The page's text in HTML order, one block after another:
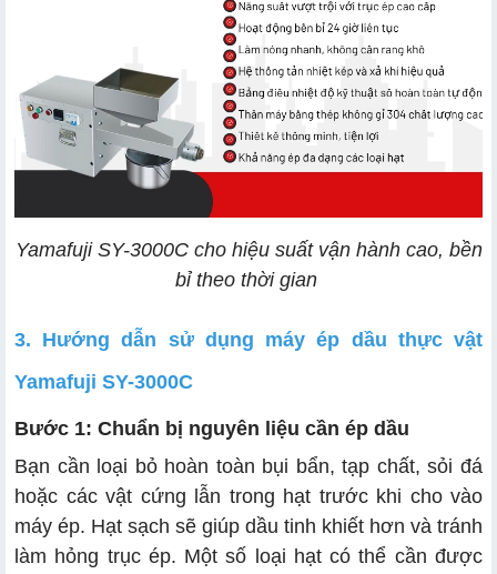
Yamafuji SY-3000C cho hiệu suất vận hành cao, bền
bỉ theo thời gian
3. Hướng dẫn sử dụng máy ép dầu thực vật
Yamafuji SY-3000C
Bước 1: Chuẩn bị nguyên liệu cần ép dầu
Bạn cần loại bỏ hoàn toàn bụi bẩn, tạp chất, sỏi đá
hoặc các vật cứng lẫn trong hạt trước khi cho vào
máy ép. Hạt sạch sẽ giúp dầu tinh khiết hơn và tránh
làm hỏng trục ép. Một số loại hạt có thể cần được